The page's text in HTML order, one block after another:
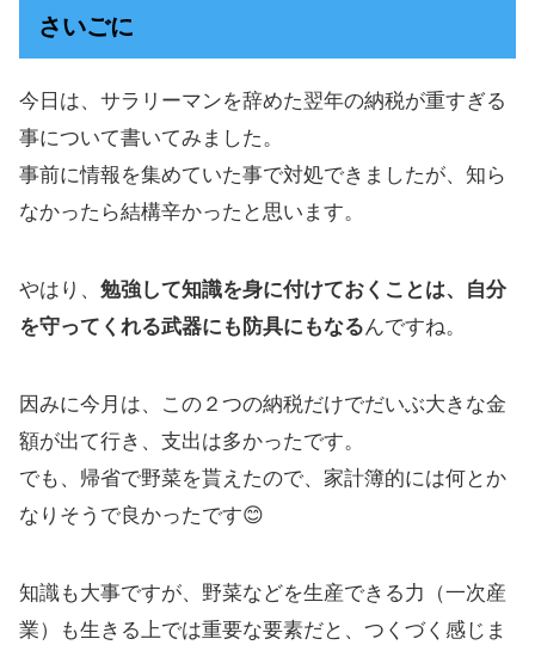
さいごに
今日は、サラリーマンを辞めた翌年の納税が重すぎる
事について書いてみました。
事前に情報を集めていた事で対処できましたが、知ら
なかったら結構辛かったと思います。
やはり、 勉強して知識を身に付けておくことは、自分
を守ってくれる武器にも防具にもなるんですね。
因みに今月は、この２つの納税だけでだいぶ大きな金
額が出て行き、支出は多かったです。
でも、帰省で野菜を貰えたので、家計簿的には何とか
なりそうで良かったです😊
知識も大事ですが、野菜などを生産できる力（一次産
業）も生きる上では重要な要素だと、つくづく感じま